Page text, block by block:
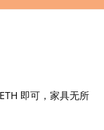
即可，家具无所